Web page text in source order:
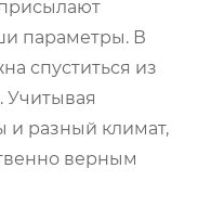
параметры. В
спуститься из
Учитывая
и разный климат,
верным